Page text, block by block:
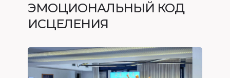
ЭМОЦИОНАЛЬНЫЙ КОД
ИСЦЕЛЕНИЯ